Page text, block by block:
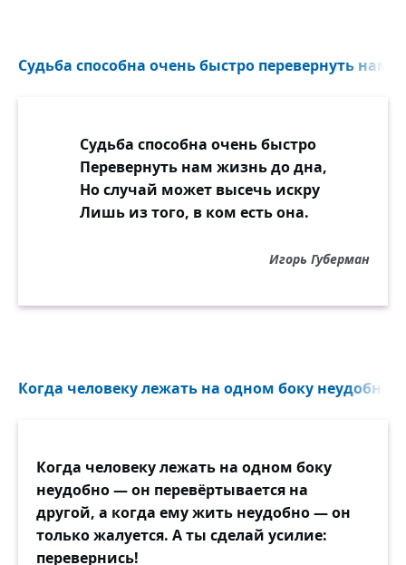
Судьба способна очень быстро перевернуть нам
Судьба способна очень быстро
Перевернуть нам жизнь до дна,
Но случай может высечь искру
Лишь из того, в ком есть она.
Игорь Губерман
Когда человеку лежать на одном боку неудобно
Когда человеку лежать на одном боку
неудобно — он перевёртывается на
другой, а когда ему жить неудобно — он
только жалуется. А ты сделай усилие:
перевернись!